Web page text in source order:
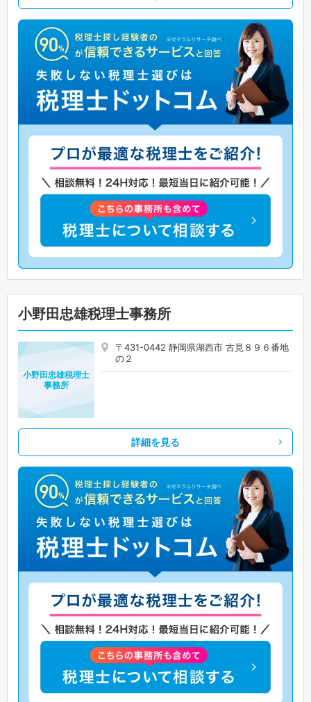
小野田忠雄税理士事務所
〒431-0442 静岡県湖西市 古見８９６番地
の２
小野田忠雄税理士
事務所
詳細を見る